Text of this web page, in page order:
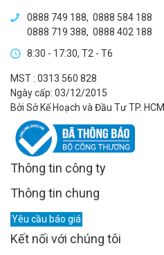
0888 749 188, 0888 584 188
0888 719 388, 0888 402 188
8:30 - 17:30, T2 - T6
MST : 0313 560 828
Ngày cấp: 03/12/2015
Bởi Sở Kế Hoạch và Đầu Tư TP. HCM
Thông tin công ty
Thông tin chung
Yêu cầu báo giá
Kết nối với chúng tôi